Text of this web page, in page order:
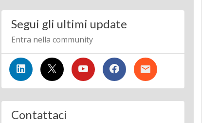
Segui gli ultimi update
Entra nella community
Contattaci